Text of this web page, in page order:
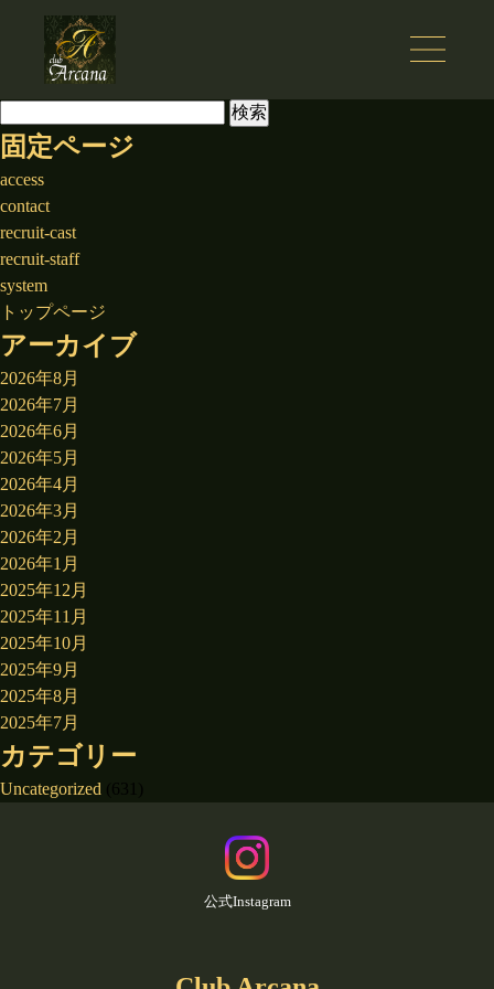
索:
固定ページ
access
contact
recruit-cast
recruit-staff
system
トップページ
アーカイブ
2026年8月
2026年7月
2026年6月
2026年5月
2026年4月
2026年3月
2026年2月
2026年1月
2025年12月
2025年11月
2025年10月
2025年9月
2025年8月
2025年7月
カテゴリー
Uncategorized
公式Instagram